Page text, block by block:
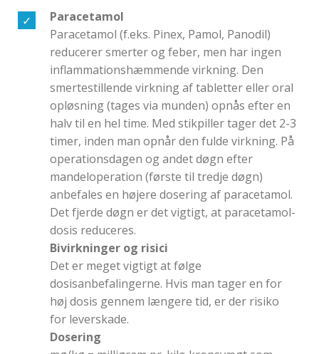
Paracetamol
Paracetamol (f.eks. Pinex, Pamol, Panodil)
reducerer smerter og feber, men har ingen
inflammationshæmmende virkning. Den
smertestillende virkning af tabletter eller oral
opløsning (tages via munden) opnås efter en
halv til en hel time. Med stikpiller tager det 2-3
timer, inden man opnår den fulde virkning. På
operationsdagen og andet døgn efter
mandeloperation (første til tredje døgn)
anbefales en højere dosering af paracetamol.
Det fjerde døgn er det vigtigt, at paracetamol-
dosis reduceres.
Bivirkninger og risici
Det er meget vigtigt at følge
dosisanbefalingerne. Hvis man tager en for
høj dosis gennem længere tid, er der risiko
for leverskade.
Dosering